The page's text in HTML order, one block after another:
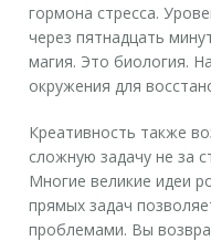
гормона стресса.
через пятнадцать
магия. Это биология.
окружения для
Креативность также
сложную задачу не за
Многие великие идеи
прямых задач
проблемами. Вы